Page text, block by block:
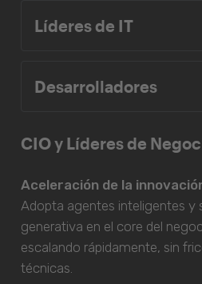
Líderes de IT
Desarrolladores
CIO y Líderes de
Aceleración de la
Adopta agentes inteligentes y
generativa en el core del
escalando rápidamente, sin
técnicas.